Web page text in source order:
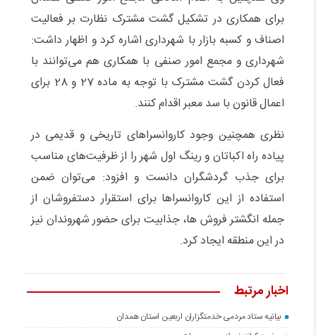
برای همکاری در تشکیل گشت مشترک نظارت بر فعالیت
اصناف و کسبه بازار با شهرداری اشاره کرد و اظهار داشت:
شهرداری و مجمع امور صنفی با همکاری هم می‌توانند با
فعال کردن گشت مشترک با توجه به ماده 27 و 28 برای
اعمال قانون با سد معبر اقدام کنند.
نظری همچنین وجود کاروانسراهای تاریخی و قدیمی در
پیاده راه اکباتان و رینگ اول شهر را از ظرفیت‌های مناسب
برای جذب گردشگران دانست و افزود: می‌‌توان ضمن
استفاده از این کاروانسراها برای استقرار دستفروشان از
جمله انگشتر فروش ها، جذابیت برای حضور شهروندان نیز
در این منطقه ایجاد کرد.
اخبار مرتبط
بیانیه ستاد مردمی خدمتگزاران اربعین استان همدان